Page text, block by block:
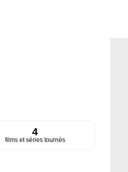
4
films et séries tournés